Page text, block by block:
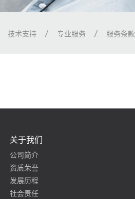
技术支持 专业服务 服务条款
关于我们
公司简介
资质荣誉
发展历程
社会责任